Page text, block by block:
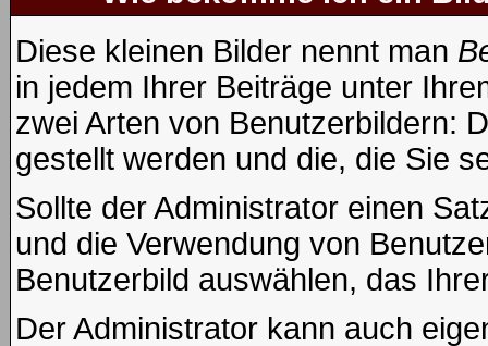
Diese kleinen Bilder nennt man
in jedem Ihrer Beiträge unter
zwei Arten von Benutzerbildern:
gestellt werden und die, die Sie
Sollte der Administrator einen
und die Verwendung von
Benutzerbild auswählen, das
Der Administrator kann auch